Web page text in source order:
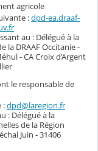
agricole
:dpd-ea.draaf-
au : Délégué à la
la DRAAF Occitanie -
- CA Croix d’Argent
le responsable de
:dpd@laregion.fr
: Délégué à la
de la Région
Juin - 31406